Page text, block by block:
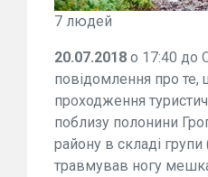
7 людей
20.07.2018 о 17:40 до
повідомлення про те,
проходження
поблизу полонини
району в складі групи
травмував ногу